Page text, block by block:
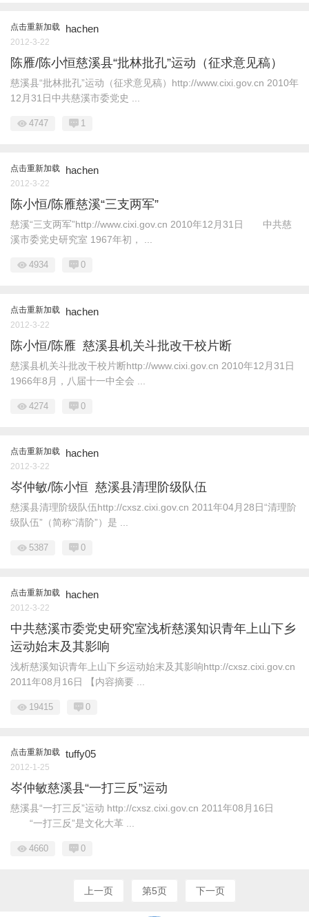
点击重新加载 hachen
2012-3-22
陈雁/陈小恒慈溪县“批林批孔”运动（征求意见稿）
慈溪县“批林批孔”运动（征求意见稿）http://www.cixi.gov.cn 2010年
12月31日中共慈溪市委党史 ...
4747 1
点击重新加载 hachen
2012-3-22
陈小恒/陈雁慈溪“三支两军”
慈溪“三支两军”http://www.cixi.gov.cn 2010年12月31日 中共慈
溪市委党史研究室 1967年初， ...
4934 0
点击重新加载 hachen
2012-3-22
陈小恒/陈雁 慈溪县机关斗批改干校片断
慈溪县机关斗批改干校片断http://www.cixi.gov.cn 2010年12月31日
1966年8月，八届十一中全会 ...
4274 0
点击重新加载 hachen
2012-3-22
岑仲敏/陈小恒 慈溪县清理阶级队伍
慈溪县清理阶级队伍http://cxsz.cixi.gov.cn 2011年04月28日“清理阶
级队伍”（简称“清阶”）是 ...
5387 0
点击重新加载 hachen
2012-3-22
中共慈溪市委党史研究室浅析慈溪知识青年上山下乡
运动始末及其影响
浅析慈溪知识青年上山下乡运动始末及其影响http://cxsz.cixi.gov.cn
2011年08月16日 【内容摘要 ...
19415 0
点击重新加载 tuffy05
2012-1-25
岑仲敏慈溪县“一打三反”运动
慈溪县“一打三反”运动 http://cxsz.cixi.gov.cn 2011年08月16日
“一打三反”是文化大革 ...
4660 0
上一页 第5页 下一页